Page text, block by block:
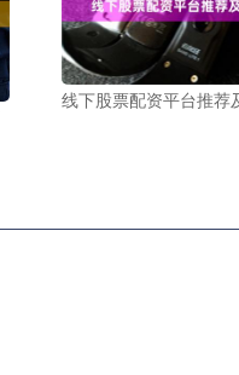
线下股票配资平台推荐